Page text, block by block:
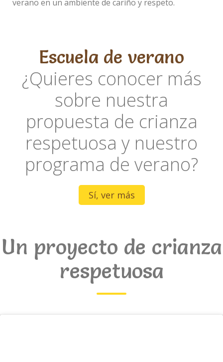
Isabel
García
Aguilar
Educadora
verano en un ambiente de cariño y respeto.
Escuela de verano
¿Quieres conocer más
sobre nuestra
propuesta de crianza
respetuosa y nuestro
programa de verano?
Sí, ver más
Un proyecto de crianza
respetuosa